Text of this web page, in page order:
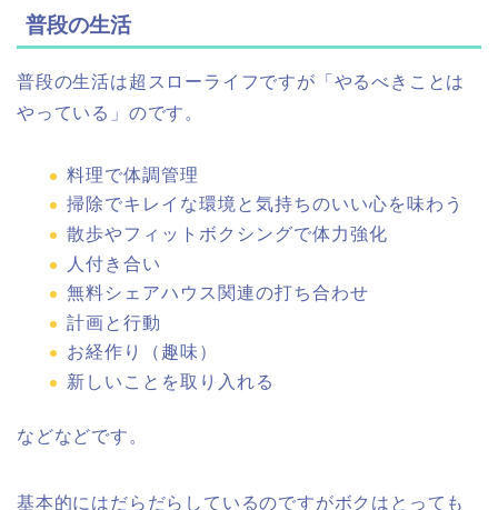
普段の生活
普段の生活は超スローライフですが「やるべきことは
やっている」のです。
料理で体調管理
掃除でキレイな環境と気持ちのいい心を味わう
散歩やフィットボクシングで体力強化
人付き合い
無料シェアハウス関連の打ち合わせ
計画と行動
お経作り（趣味）
新しいことを取り入れる
などなどです。
基本的にはだらだらしているのですがボクはとっても